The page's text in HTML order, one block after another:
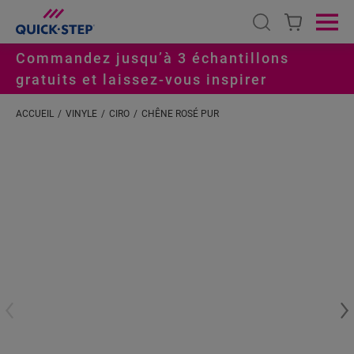
Open search
Commandez jusqu’à 3 échantillons
gratuits et laissez-vous inspirer
ACCUEIL VINYLE CIRO CHÊNE ROSÉ PUR